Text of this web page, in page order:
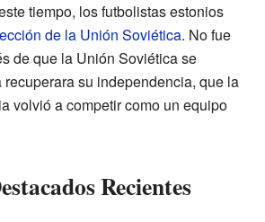
tiempo, los futbolistas estonios
de la Unión Soviética. No fue
de que la Unión Soviética se
su independencia, que la
volvió a competir como un equipo
Recientes